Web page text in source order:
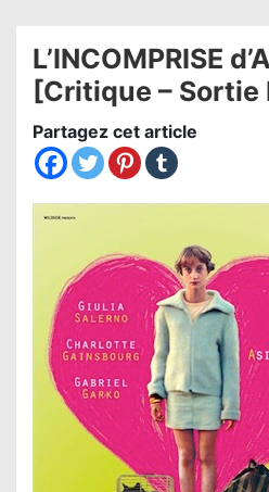
L’INCOMPRISE
[Critique – Sortie
Partagez cet article